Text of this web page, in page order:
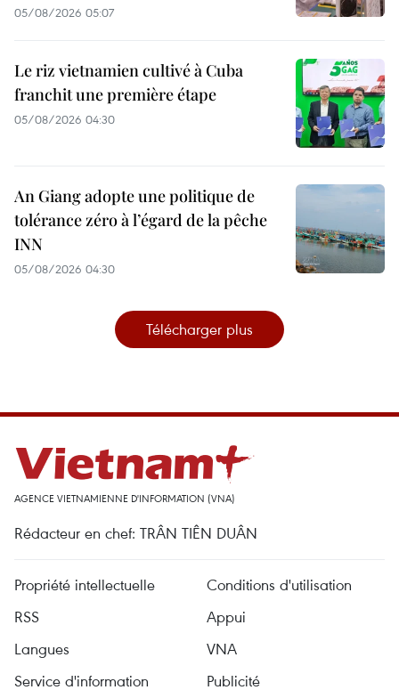
05/08/2026 05:07
Le riz vietnamien cultivé à Cuba
franchit une première étape
05/08/2026 04:30
An Giang adopte une politique de
tolérance zéro à l’égard de la pêche
INN
05/08/2026 04:30
Télécharger plus
AGENCE VIETNAMIENNE D'INFORMATION (VNA)
Rédacteur en chef: TRÂN TIÊN DUÂN
Propriété intellectuelle
Conditions d'utilisation
RSS
Appui
Langues
VNA
Service d'information
Publicité